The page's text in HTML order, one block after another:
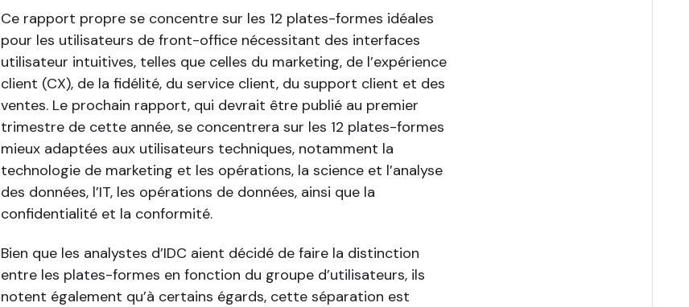
Ce rapport propre se concentre sur les 12 plates-formes idéales
pour les utilisateurs de front-office nécessitant des interfaces
utilisateur intuitives, telles que celles du marketing, de l’expérience
client (CX), de la fidélité, du service client, du support client et des
ventes. Le prochain rapport, qui devrait être publié au premier
trimestre de cette année, se concentrera sur les 12 plates-formes
mieux adaptées aux utilisateurs techniques, notamment la
technologie de marketing et les opérations, la science et l’analyse
des données, l’IT, les opérations de données, ainsi que la
confidentialité et la conformité.
Bien que les analystes d’IDC aient décidé de faire la distinction
entre les plates-formes en fonction du groupe d’utilisateurs, ils
notent également qu’à certains égards, cette séparation est